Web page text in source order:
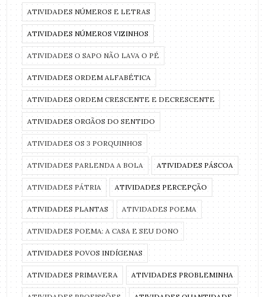
ATIVIDADES NÚMEROS E LETRAS
ATIVIDADES NÚMEROS VIZINHOS
ATIVIDADES O SAPO NÃO LAVA O PÉ
ATIVIDADES ORDEM ALFABÉTICA
ATIVIDADES ORDEM CRESCENTE E DECRESCENTE
ATIVIDADES ORGÃOS DO SENTIDO
ATIVIDADES OS 3 PORQUINHOS
ATIVIDADES PARLENDA A BOLA ATIVIDADES PÁSCOA
ATIVIDADES PÁTRIA ATIVIDADES PERCEPÇÃO
ATIVIDADES PLANTAS ATIVIDADES POEMA
ATIVIDADES POEMA: A CASA E SEU DONO
ATIVIDADES POVOS INDÍGENAS
ATIVIDADES PRIMAVERA ATIVIDADES PROBLEMINHA